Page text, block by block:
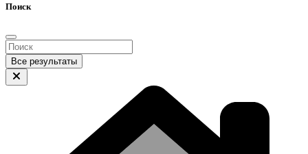
Поиск
Все результаты